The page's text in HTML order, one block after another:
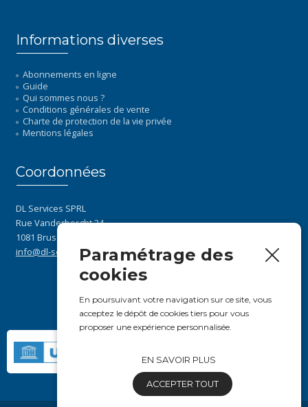
Informations diverses
Abonnements en ligne
Guide
Qui sommes nous ?
Conditions générales de vente
Charte de protection de la vie privée
Mentions légales
Coordonnées
DL Services SPRL
Rue Vanderborght 24
1081 Brussels Belgium
info@dl-servi.comParamétrage des
cookies
En poursuivant votre navigation sur ce site, vous
acceptez le dépôt de cookies tiers pour vous
proposer une expérience personnalisée.
EN SAVOIR PLUS
ACCEPTER TOUT